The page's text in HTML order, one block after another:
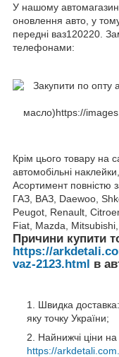
У нашому
оновлення авто, у
передні ваз120220.
телефонами:
Крім цього товару на
автомобільні
Асортимент повністю
ГАЗ, ВАЗ, Daewoo,
Peugot, Renault,
Fiat, Mazda,
Причини купити
https://
vaz-2123.html
в
Швидка
яку точку України;
Найнижчі ціни на
https://